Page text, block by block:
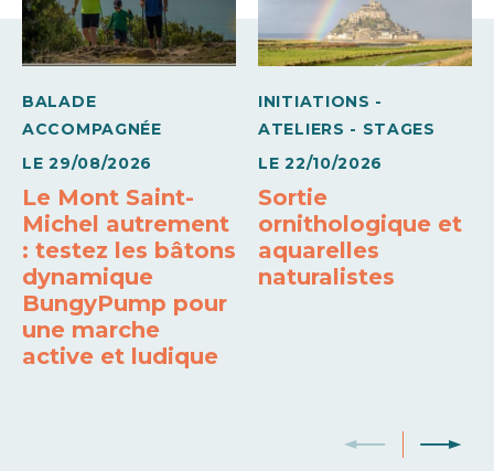
BALADE
ACCOMPAGNÉE
LE 29/08/2026
Le Mont Saint-
Michel autrement
: testez les bâtons
dynamique
BungyPump pour
une marche
active et ludique
INITIATIONS -
ATELIERS - STAGES
LE 22/10/2026
Sortie
ornithologique et
aquarelles
naturalistes